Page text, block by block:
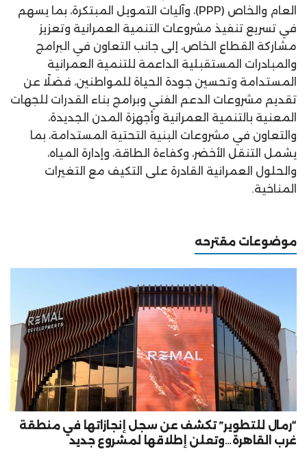
العام والخاص (PPP)، وآليات التمويل المبتكرة، بما يسهم
في تسريع تنفيذ مشروعات التنمية العمرانية وتعزيز
مشاركة القطاع الخاص، إلى جانب التعاون في البرامج
والمبادرات المستقبلية الداعمة للتنمية العمرانية
المستدامة وتحسين جودة الحياة للمواطنين، فضلًا عن
تقديم مشروعات الدعم الفني وبرامج بناء القدرات للجهات
المعنية بالتنمية العمرانية وأجهزة المدن الجديدة،
والتعاون في مشروعات البنية التحتية المستدامة، بما
يشمل التنقل الأخضر، وكفاءة الطاقة، وإدارة المياه،
والحلول العمرانية القادرة على التكيف مع التغيرات
المناخية.
موضوعات مقترحه
“رمال للتطوير” تكشف عن سجل إنجازاتها في منطقة
غرب القاهرة…وتعلن إطلاقها لمشروع جديد